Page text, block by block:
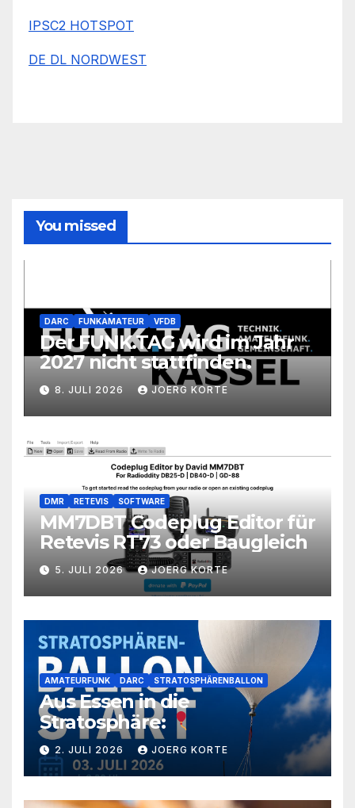
IPSC2 HOTSPOT
DE DL NORDWEST
You missed
DARC FUNKAMATEUR VFDB
Der FUNK.TAG wird im Jahr
2027 nicht stattfinden.
8. JULI 2026 JOERG KORTE
DMR RETEVIS SOFTWARE
MM7DBT Codeplug Editor für
Retevis RT73 oder Baugleich
5. JULI 2026 JOERG KORTE
AMATEURFUNK DARC STRATOSPHÄRENBALLON
Aus Essen in die
Stratosphäre:
2. JULI 2026 JOERG KORTE